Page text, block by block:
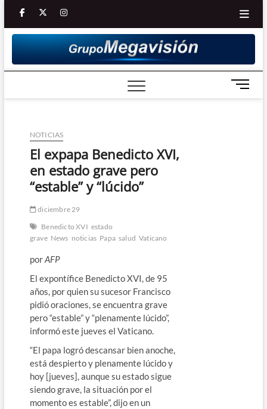
Saltar
contenido
facebooktwitter
Youtube
instagram
B
o
NOTICIAS
El expapa Benedicto XVI,
en estado grave pero
“estable” y “lúcido”
diciembre 29
Benedicto XVI estado
grave News noticias Papa salud Vaticano
porAFP
El expontífice Benedicto XVI, de 95
años, por quien su sucesor Francisco
pidió oraciones, se encuentra grave
pero “estable” y “plenamente lúcido”,
informó este jueves el Vaticano.
“El papa logró descansar bien anoche,
está despierto y plenamente lúcido y
hoy [jueves], aunque su estado sigue
siendo grave, la situación por el
momento es estable”, dijo en un